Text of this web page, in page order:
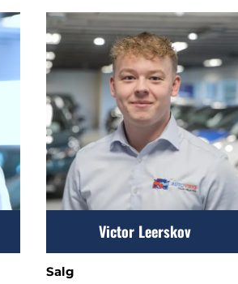
Victor Leerskov
Salg